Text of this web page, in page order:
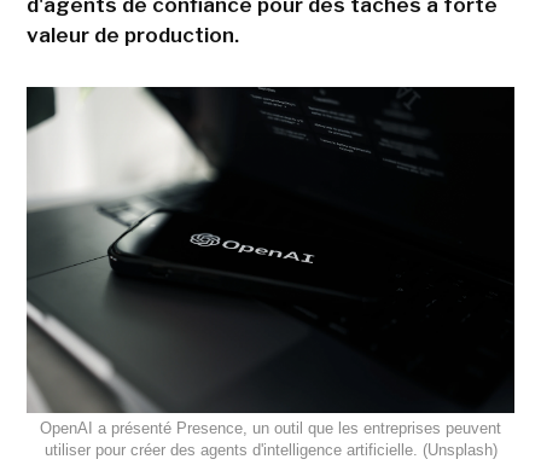
d'agents de confiance pour des tâches à forte
valeur de production.
OpenAI a présenté Presence, un outil que les entreprises peuvent
utiliser pour créer des agents d'intelligence artificielle. (Unsplash)